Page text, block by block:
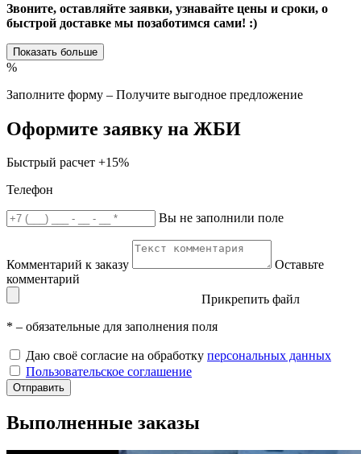
Звоните, оставляйте заявки, узнавайте цены и сроки, о
быстрой доставке мы позаботимся сами! :)
Показать больше
%
Заполните форму – Получите выгодное предложение
Оформите заявку на ЖБИ
Быстрый расчет +15%
Телефон
Вы не заполнили поле
Комментарий к заказу
Оставьте
комментарий
Прикрепить файл
* – обязательные для заполнения поля
Даю своё согласие на обработку персональных данных
Пользовательское соглашение
Отправить
Выполненные заказы